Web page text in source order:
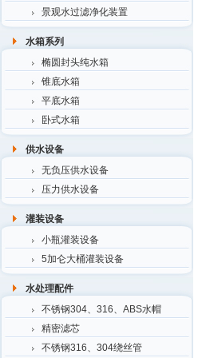
景观水过滤净化装置
水箱系列
椭圆封头纯水箱
锥底水箱
平底水箱
卧式水箱
供水设备
无负压供水设备
压力供水设备
灌装设备
小瓶灌装设备
5加仑大桶灌装设备
水处理配件
不锈钢304、316、ABS水帽
精密滤芯
不锈钢316、304绕丝管